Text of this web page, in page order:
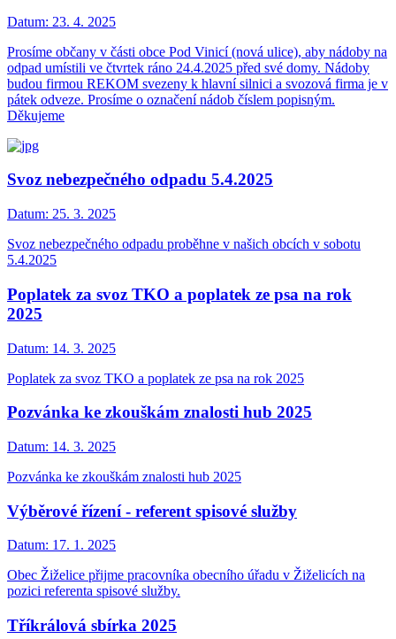
Datum: 23. 4. 2025
Prosíme občany v části obce Pod Vinicí (nová ulice), aby nádoby na
odpad umístili ve čtvrtek ráno 24.4.2025 před své domy. Nádoby
budou firmou REKOM svezeny k hlavní silnici a svozová firma je v
pátek odveze. Prosíme o označení nádob číslem popisným.
Děkujeme
Svoz nebezpečného odpadu 5.4.2025
Datum: 25. 3. 2025
Svoz nebezpečného odpadu proběhne v našich obcích v sobotu
5.4.2025
Poplatek za svoz TKO a poplatek ze psa na rok
2025
Datum: 14. 3. 2025
Poplatek za svoz TKO a poplatek ze psa na rok 2025
Pozvánka ke zkouškám znalosti hub 2025
Datum: 14. 3. 2025
Pozvánka ke zkouškám znalosti hub 2025
Výběrové řízení - referent spisové služby
Datum: 17. 1. 2025
Obec Žiželice přijme pracovníka obecního úřadu v Žiželicích na
pozici referenta spisové služby.
Tříkrálová sbírka 2025